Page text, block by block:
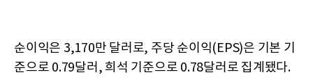
순이익은 3,170만 달러로, 주당 순이익(EPS)은 기본 기
준으로 0.79달러, 희석 기준으로 0.78달러로 집계됐다.